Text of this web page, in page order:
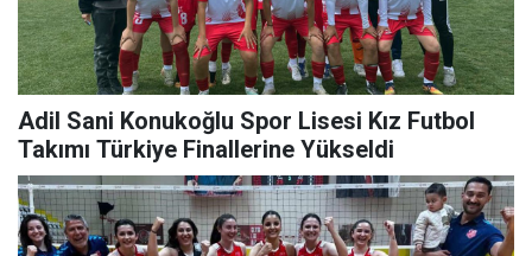
Adil Sani Konukoğlu Spor Lisesi Kız Futbol
Takımı Türkiye Finallerine Yükseldi